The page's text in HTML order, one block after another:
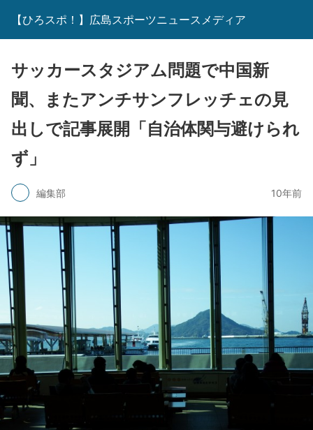
【ひろスポ！】広島スポーツニュースメディア
サッカースタジアム問題で中国新
聞、またアンチサンフレッチェの見
出しで記事展開「自治体関与避けられ
ず」
編集部 10年前